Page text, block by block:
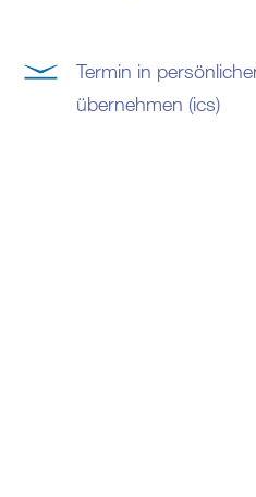
Termin in
übernehmen (ics)